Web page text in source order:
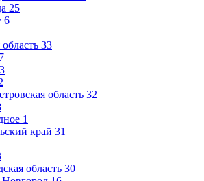
25
6
33
3
область 32
1
край 31
область 30